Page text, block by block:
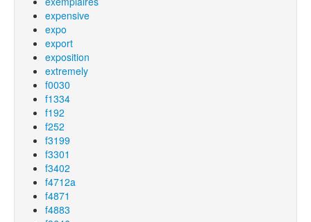
expensive
expo
export
exposition
extremely
f0030
f1334
f192
f252
f3199
f3301
f3402
f4712a
f4871
f4883